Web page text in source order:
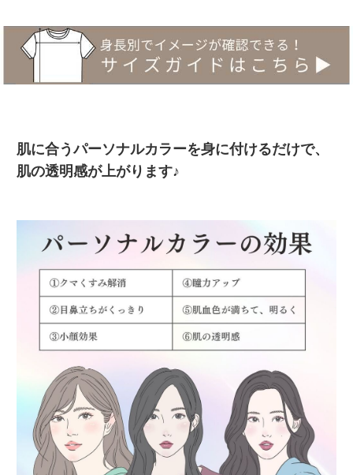
肌に合うパーソナルカラーを身に付けるだけで、
肌の透明感が上がります♪